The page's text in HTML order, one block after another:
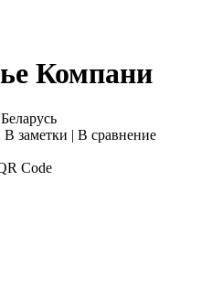
Компани
В заметки | В сравнение